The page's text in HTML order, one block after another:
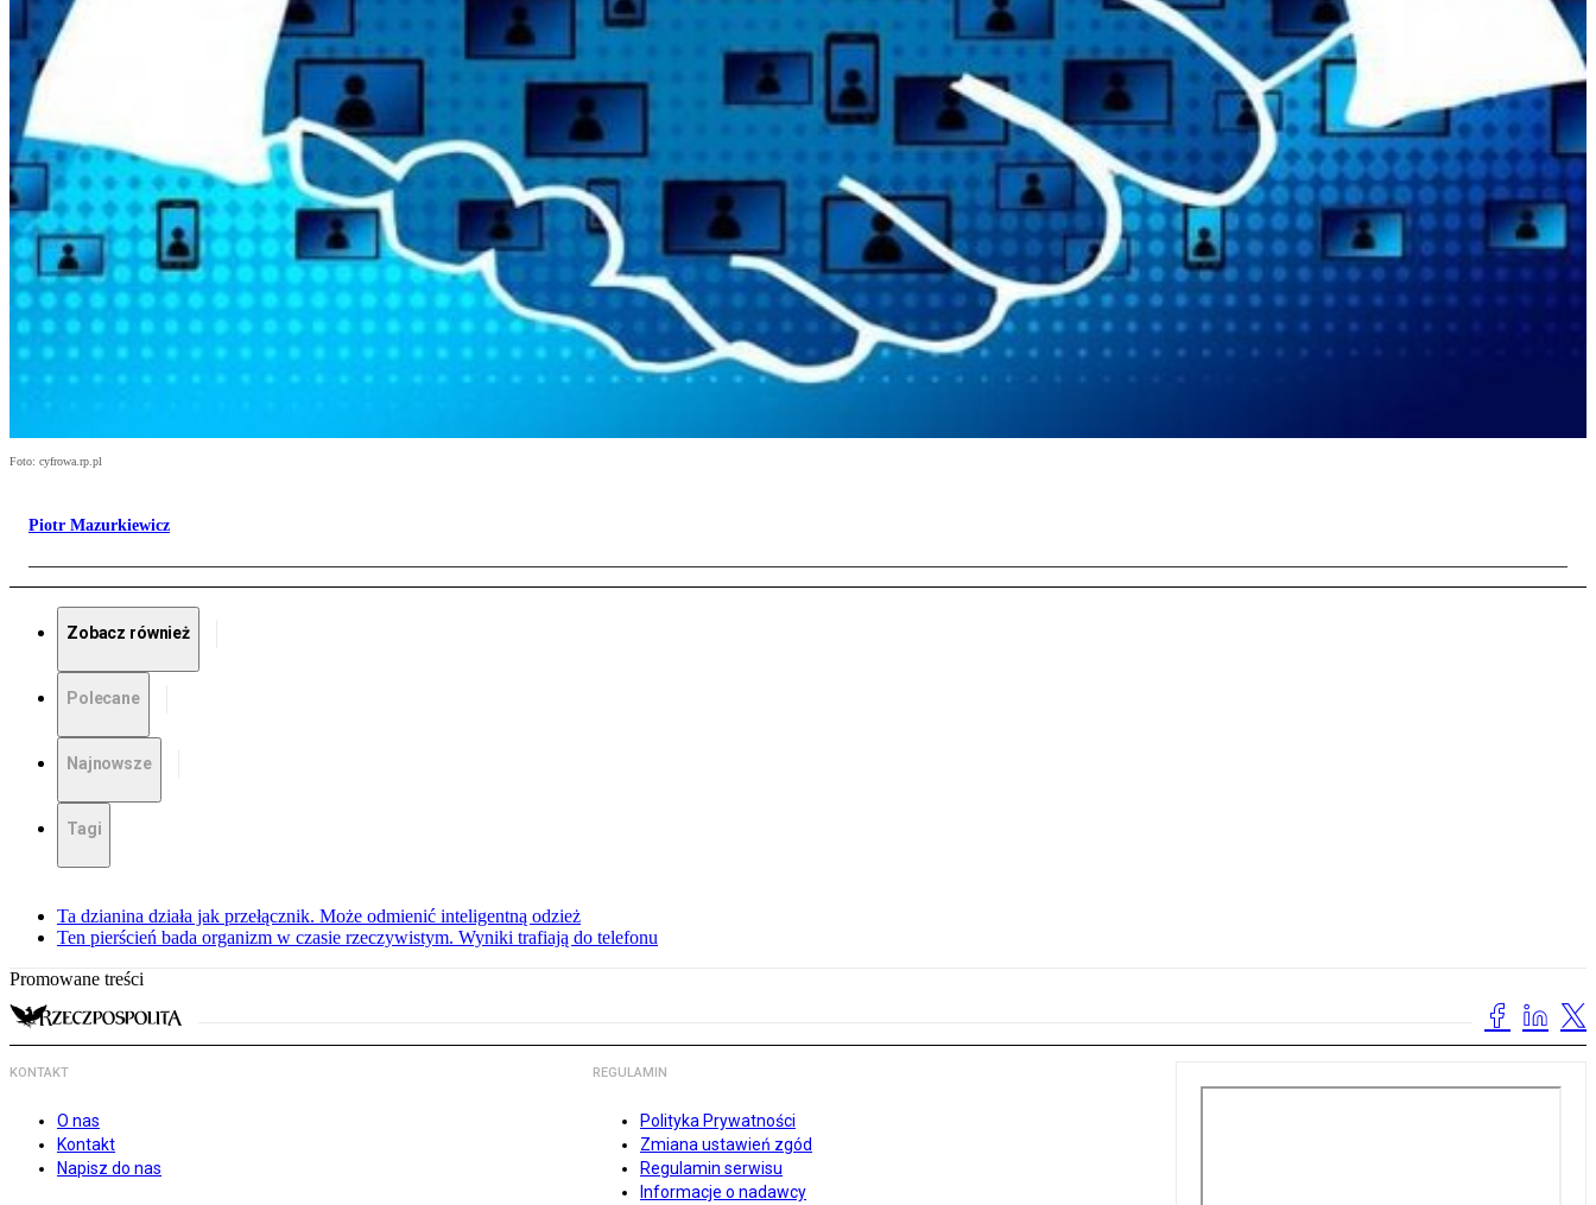
Foto: cyfrowa.rp.pl
Piotr Mazurkiewicz
Zobacz również
Polecane
Najnowsze
Tagi
Ta dzianina działa jak przełącznik. Może odmienić inteligentną odzież
Ten pierścień bada organizm w czasie rzeczywistym. Wyniki trafiają do telefonu
Promowane treści
KONTAKT
O nas
Kontakt
Napisz do nas
REGULAMIN
Polityka Prywatności
Zmiana ustawień zgód
Regulamin serwisu
Informacje o nadawcy